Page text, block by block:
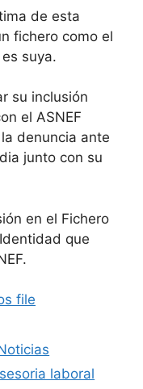
de esta
fichero como el
suya.
su inclusión
el ASNEF
denuncia ante
junto con su
en el Fichero
que
file
laboral